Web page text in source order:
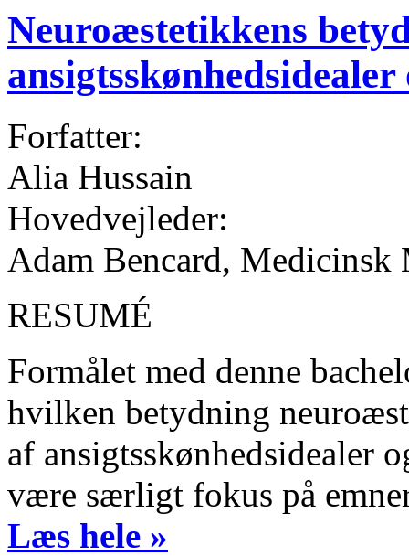
Neuroæstetikkens
Forfatter:
Alia Hussain
Hovedvejleder:
Adam Bencard,
RESUMÉ
Formålet med denne
hvilken betydning
af ansigtsskønhedsidealer
være særligt fokus på
Læs hele »